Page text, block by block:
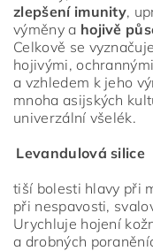
zlepšení imunity,
výměny a hojivě
Celkově se
hojivými,
a vzhledem k jeho
mnoha asijských
univerzální všelék.
Levandulová silice
tiší bolesti hlavy při
při nespavosti,
Urychluje hojení
a drobných